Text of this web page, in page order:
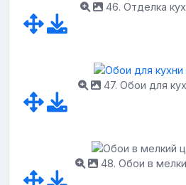
46. Отделка
47. Обои для
48. Обои в